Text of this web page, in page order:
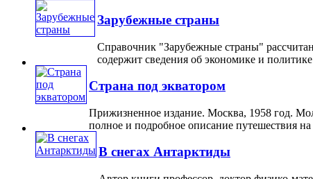
Зарубежные страны
Справочник "Зарубежные страны"
содержит сведения об экономике и
Страна под экватором
Прижизненное издание. Москва, 1958 год.
полное и подробное описание путешествия
В снегах Антарктиды